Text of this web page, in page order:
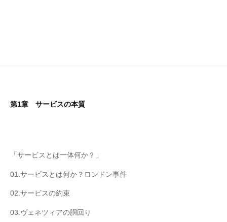
第1章 サービスの本質
「サービスとは一体何か？」
01.サービスとは何か？ロンドン事件
02.サービスの約束
03.ヴェネツィアの胴回り